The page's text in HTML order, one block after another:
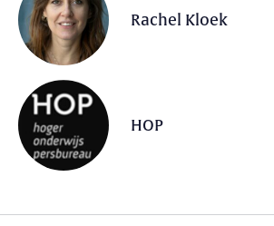
Rachel Kloek
HOP